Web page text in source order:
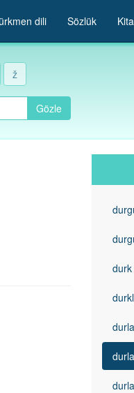
dili Sözlük
ž
Gözle
durk